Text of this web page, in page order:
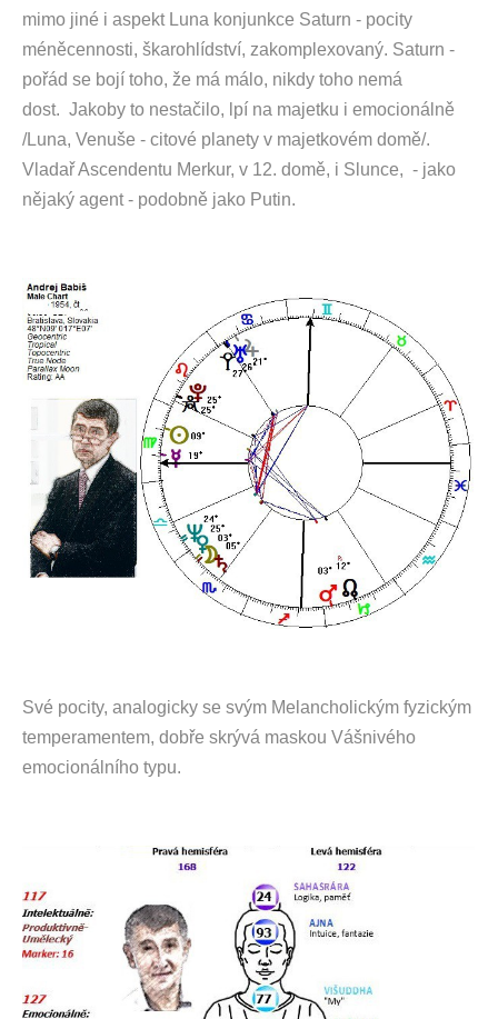
mimo jiné i aspekt Luna konjunkce Saturn - pocity
méněcennosti, škarohlídství, zakomplexovaný. Saturn -
pořád se bojí toho, že má málo, nikdy toho nemá
dost. Jakoby to nestačilo, lpí na majetku i emocionálně
/Luna, Venuše - citové planety v majetkovém domě/.
Vladař Ascendentu Merkur, v 12. domě, i Slunce, - jako
nějaký agent - podobně jako Putin.
Své pocity, analogicky se svým Melancholickým fyzickým
temperamentem, dobře skrývá maskou Vášnivého
emocionálního typu.